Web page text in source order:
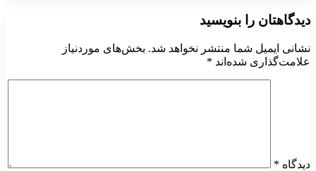
دیدگاهتان را بنویسید
نشانی ایمیل شما منتشر نخواهد شد. بخش‌های موردنیاز
علامت‌گذاری شده‌اند *
دیدگاه *